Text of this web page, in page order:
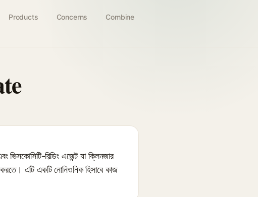
Products Concerns Combine
বিল্ডিং এজেন্ট যা ক্লিনজার
এটি একটি নোনিওনিক হিসাবে কাজ